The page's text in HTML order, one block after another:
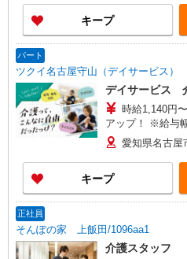
キープ
パート
ツクイ名古屋守山（デイサービス）
デイサービス
時給1,140円〜1,599円 ★土
アップ！ ※給与
愛知県名古屋
キープ
正社員
そんぽの家 上飯田/1096aa1
介護スタッフ